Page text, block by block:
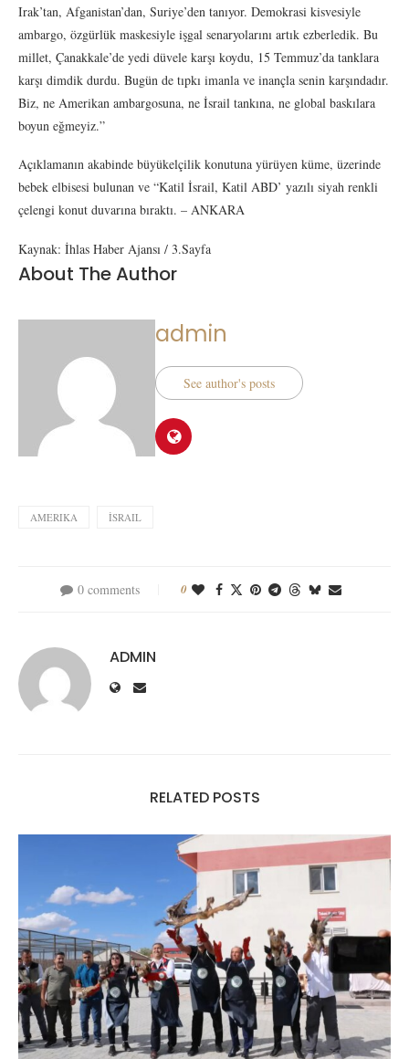
Irak’tan, Afganistan’dan, Suriye’den tanıyor. Demokrasi kisvesiyle
ambargo, özgürlük maskesiyle işgal senaryolarını artık ezberledik. Bu
millet, Çanakkale’de yedi düvele karşı koydu, 15 Temmuz’da tanklara
karşı dimdik durdu. Bugün de tıpkı imanla ve inançla senin karşındadır.
Biz, ne Amerikan ambargosuna, ne İsrail tankına, ne global baskılara
boyun eğmeyiz.”
Açıklamanın akabinde büyükelçilik konutuna yürüyen küme, üzerinde
bebek elbisesi bulunan ve “Katil İsrail, Katil ABD’ yazılı siyah renkli
çelengi konut duvarına bıraktı. – ANKARA
Kaynak: İhlas Haber Ajansı / 3.Sayfa
About The Author
admin
See author's posts
AMERIKA İSRAIL
0 comments 0
ADMIN
RELATED POSTS